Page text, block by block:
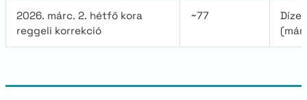
2026. márc. 2. hétfő kora
reggeli korrekció
~77